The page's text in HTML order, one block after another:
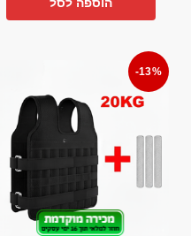
-13%